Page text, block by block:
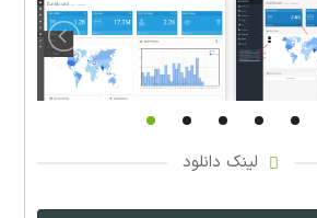
لینک دانلود